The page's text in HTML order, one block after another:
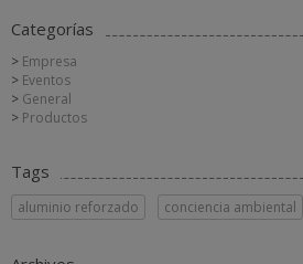
Categorías
Empresa
Eventos
General
Productos
Tags
aluminio reforzado conciencia ambiental